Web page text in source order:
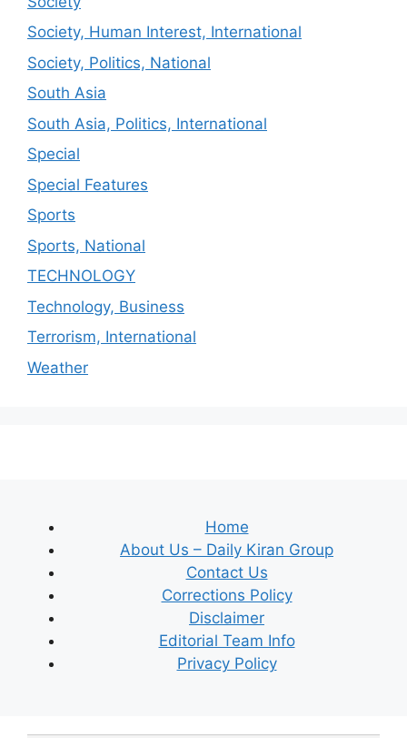
Society, Human Interest, International
Society, Politics, National
South Asia
South Asia, Politics, International
Special
Special Features
Sports
Sports, National
TECHNOLOGY
Technology, Business
Terrorism, International
Weather
Home
About Us – Daily Kiran Group
Contact Us
Corrections Policy
Disclaimer
Editorial Team Info
Privacy Policy